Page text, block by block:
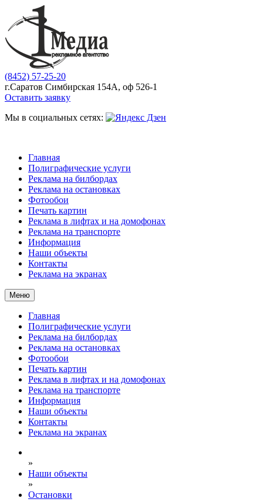
(8452) 57-25-20
г.Саратов Симбирская 154А, оф 526-1
Оставить заявку
Мы в социальных сетях:
Главная
Полиграфические услуги
Реклама на билбордах
Реклама на остановках
Фотообои
Печать картин
Реклама в лифтах и на домофонах
Реклама на транспорте
Информация
Наши объекты
Контакты
Реклама на экранах
Меню
Главная
Полиграфические услуги
Реклама на билбордах
Реклама на остановках
Фотообои
Печать картин
Реклама в лифтах и на домофонах
Реклама на транспорте
Информация
Наши объекты
Контакты
Реклама на экранах
»
Наши объекты
»
Остановки